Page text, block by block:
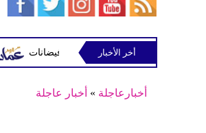
من أمطار غزيرة وفيضانات
أخر الأخبار
أخبارعاجلة » أخبار عاجلة